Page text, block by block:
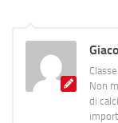
Non
di